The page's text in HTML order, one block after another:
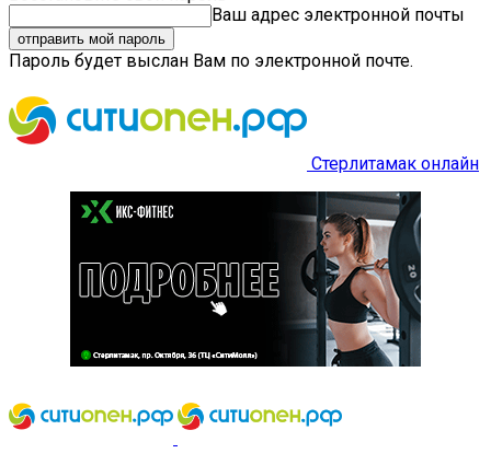
Ваш адрес электронной почты
Пароль будет выслан Вам по электронной почте.
Стерлитамак онлайн